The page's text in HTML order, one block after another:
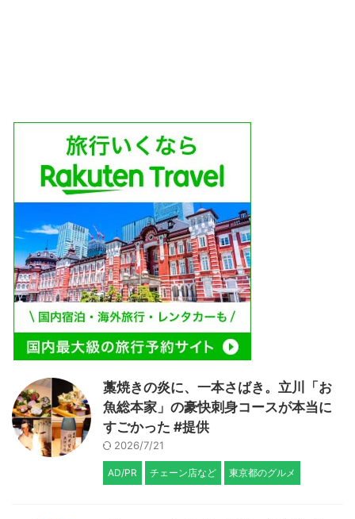
藁焼きの炎に、一本さばき。立川「お
魚総本家」の豪快刺身コースが本当に
すごかった #提供
2026/7/21
AD/PR チェーン店など 東京都のグルメ